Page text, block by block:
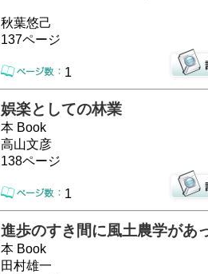
秋葉悠己
137ページ
1
娯楽としての林業
本 Book
高山文彦
138ページ
1
進歩のすき間に風土農学があ
本 Book
田村雄一